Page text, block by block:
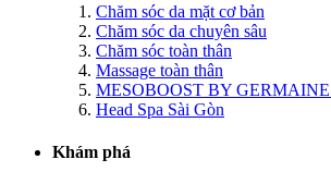
Chăm sóc da mặt cơ bản
Chăm sóc da chuyên sâu
Chăm sóc toàn thân
Massage toàn thân
MESOBOOST BY
Head Spa Sài Gòn
Khám phá